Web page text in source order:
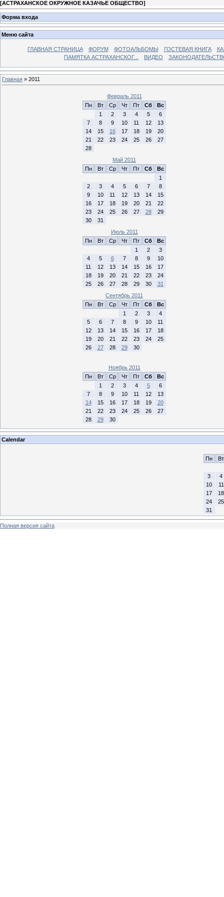
[АСТРАХАНСКОЕ ОКРУЖНОЕ КАЗАЧЬЕ ОБЩЕСТВО]
Форма входа
Меню сайта
ГЛАВНАЯ СТРАНИЦА ФОРУМ ФОТОАЛЬБОМЫ ГОСТЕВАЯ КНИГА
ПАМЯТКА АСТРАХАНСКОГ...
ВИДЕО
Главная » 2011
Февраль 2011
Пн
Вт Ср Чт Пт Сб
Вс
1
2 3 4 5
6
7
8 9 10 11 12
13
14
15 16 17 18 19
20
21
22 23 24 25 26
27
28
Май 2011
Пн
Вт Ср Чт Пт Сб
Вс
1
2
3 4 5 6 7
8
9
10 11 12 13 14
15
16
17 18 19 20 21
22
23
24 25 26 27 28
29
30
31
Июль 2011
Пн
Вт Ср Чт Пт Сб
Вс
1
2
3
4
5 6 7 8 9
10
11
12 13 14 15 16
17
18
19 20 21 22 23
24
25
26 27 28 29 30
31
Сентябрь 2011
Пн
Вт Ср Чт Пт Сб
Вс
1
2 3
4
5
6 7 8 9 10
11
12
13 14 15 16 17
18
19
20 21 22 23 24
25
26
27 28 29 30
Ноябрь 2011
Пн
Вт Ср Чт Пт Сб
Вс
1
2 3 4 5
6
7
8 9 10 11 12
13
14
15 16 17 18 19
20
21
22 23 24 25 26
27
28
29 30
Calendar
Пн
Вт
3
4
10
11
17
18
24
25
31
Полная версия сайта